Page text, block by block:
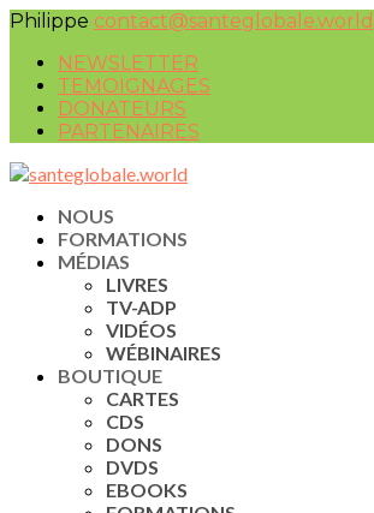
Philippe contact@santeglobale.world
NEWSLETTER
TEMOIGNAGES
DONATEURS
PARTENAIRES
NOUS
FORMATIONS
MÉDIAS
LIVRES
TV-ADP
VIDÉOS
WÉBINAIRES
BOUTIQUE
CARTES
CDS
DONS
DVDS
EBOOKS